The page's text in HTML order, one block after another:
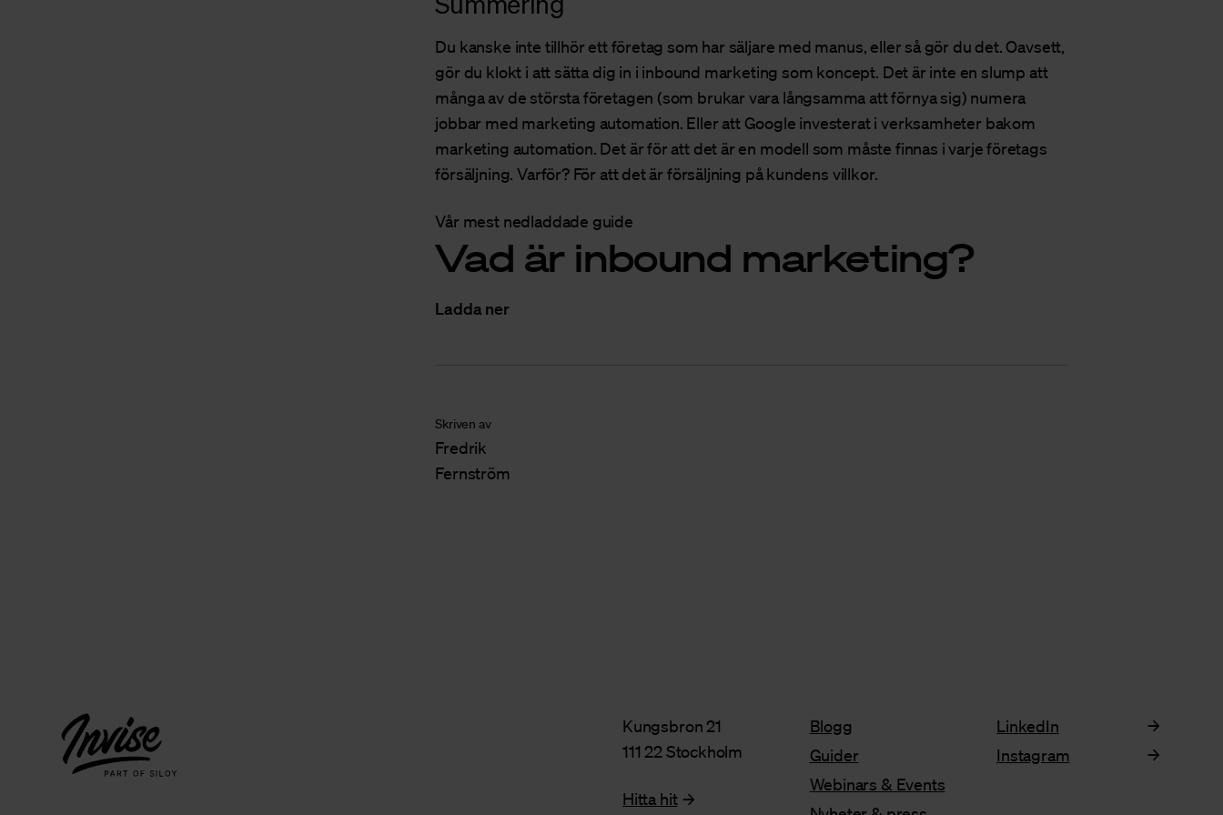
Du kanske inte tillhör ett företag som har säljare med manus, eller så gör du det. Oavsett,
gör du klokt i att sätta dig in i inbound marketing som koncept. Det är inte en slump att
många av de största företagen (som brukar vara långsamma att förnya sig) numera
jobbar med marketing automation. Eller att Google investerat i verksamheter bakom
marketing automation. Det är för att det är en modell som måste finnas i varje företags
försäljning. Varför? För att det är försäljning på kundens villkor.
Vår mest nedladdade guide
Vad är inbound marketing?
Ladda ner
Skriven av
Fredrik
Fernström
Kungsbron 21
111 22 Stockholm
Hitta hit
Blogg
Guider
Webinars & Events
LinkedIn
Instagram